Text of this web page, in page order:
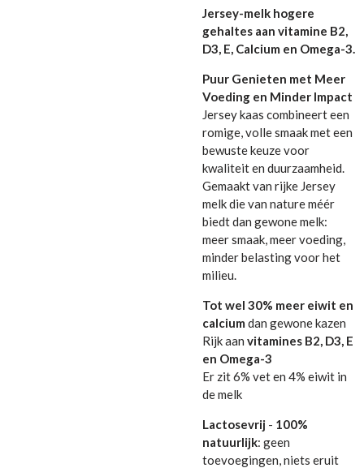
Jersey-melk hogere
gehaltes aan vitamine B2,
D3, E, Calcium en Omega-3.
Puur Genieten met Meer
Voeding en Minder Impact
Jersey kaas combineert een
romige, volle smaak met een
bewuste keuze voor
kwaliteit en duurzaamheid.
Gemaakt van rijke Jersey
melk die van nature méér
biedt dan gewone melk:
meer smaak, meer voeding,
minder belasting voor het
milieu.
Tot wel 30% meer eiwit en
calcium dan gewone kazen
Rijk aan vitamines B2, D3, E
en Omega-3
Er zit 6% vet en 4% eiwit in
de melk
Lactosevrij - 100%
natuurlijk: geen
toevoegingen, niets eruit